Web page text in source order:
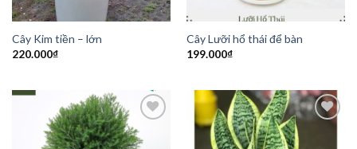
Cây Kim tiền – lớn
220.000₫
Cây Lưỡi hổ thái để bàn
199.000₫